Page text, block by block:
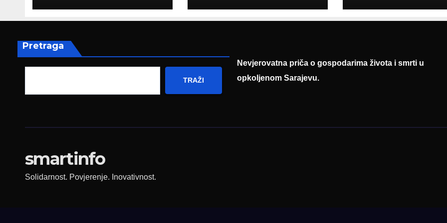
poruku
prezentaciji
Federalnog sajma
Pretraga
TRAŽI
Nevjerovatna priča o gospodarima života i smrti u
opkoljenom Sarajevu.
smartinfo
Solidarnost. Povjerenje. Inovativnost.